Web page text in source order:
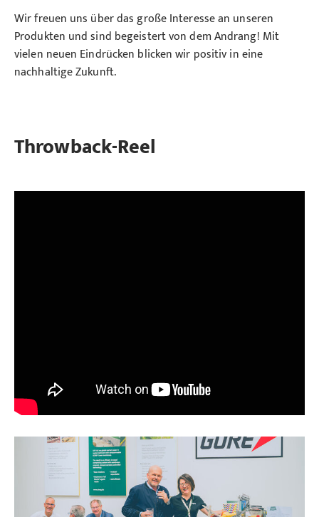
Wir freuen uns über das große Interesse an unseren
Produkten und sind begeistert von dem Andrang! Mit
vielen neuen Eindrücken blicken wir positiv in eine
nachhaltige Zukunft.
Throwback-Reel